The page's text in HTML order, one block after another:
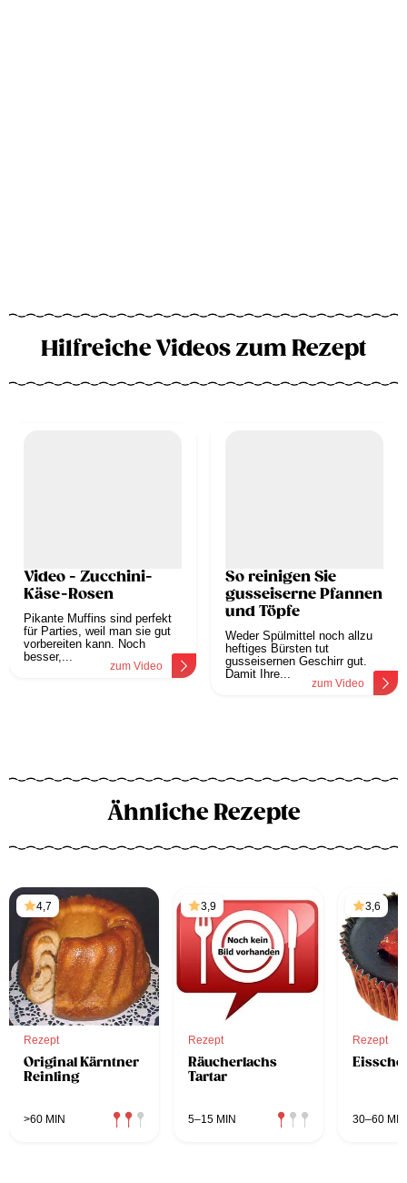
Hilfreiche Videos zum Rezept
Video - Zucchini-
Käse-Rosen
Pikante Muffins sind perfekt
für Parties, weil man sie gut
vorbereiten kann. Noch
besser,...
zum Video
So reinigen Sie
gusseiserne Pfannen
und Töpfe
Weder Spülmittel noch allzu
heftiges Bürsten tut
gusseisernen Geschirr gut.
Damit Ihre...
zum Video
Ähnliche Rezepte
4,7
Rezept
Original Kärntner
Reinling
>60 MIN
3,9
Rezept
Räucherlachs
Tartar
5–15 MIN
3,6
Rezept
30–60 MIN